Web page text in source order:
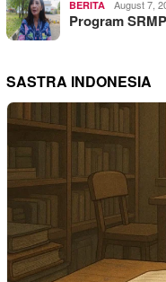
BERITA August 7,
Program
SASTRA INDONESIA